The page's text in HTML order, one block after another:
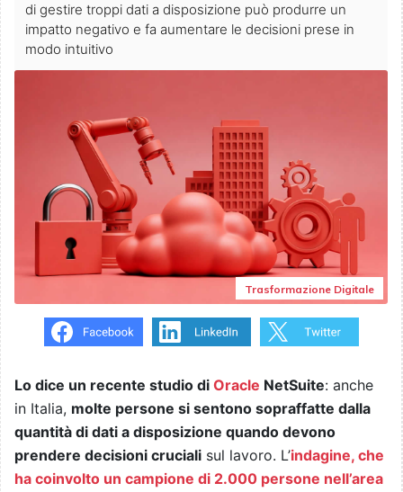
di gestire troppi dati a disposizione può produrre un
impatto negativo e fa aumentare le decisioni prese in
modo intuitivo
Trasformazione Digitale
Lo dice un recente studio di Oracle NetSuite: anche
in Italia, molte persone si sentono sopraffatte dalla
quantità di dati a disposizione quando devono
prendere decisioni cruciali sul lavoro. L’indagine, che
ha coinvolto un campione di 2.000 persone nell’area